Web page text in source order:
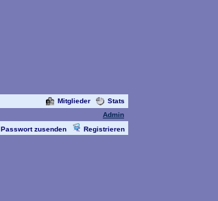
Mitglieder
Stats
Admin
Passwort zusenden Registrieren